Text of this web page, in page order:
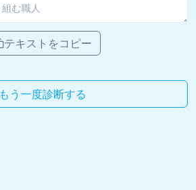
テキストをコピー
もう一度診断する